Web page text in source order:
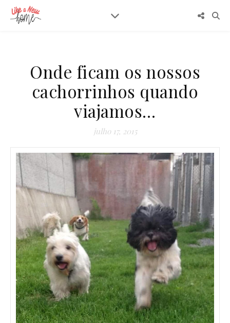
Onde ficam os nossos
cachorrinhos quando
viajamos…
julho 17, 2015